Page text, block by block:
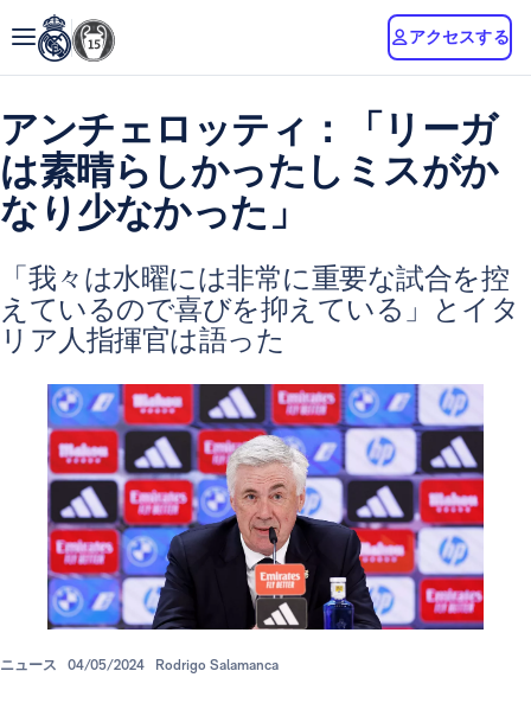
アクセスする
アンチェロッティ：「リーガ
は素晴らしかったしミスがか
なり少なかった」
「我々は水曜には非常に重要な試合を控
えているので喜びを抑えている」とイタ
リア人指揮官は語った
ニュース 04/05/2024 Rodrigo Salamanca